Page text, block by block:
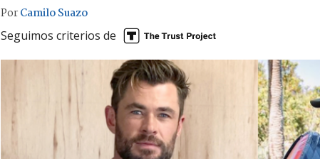
PorCamilo Suazo
Seguimos criterios de